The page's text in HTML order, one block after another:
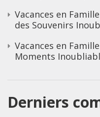
Vacances en
des Souvenirs
Vacances en
Moments
Derniers